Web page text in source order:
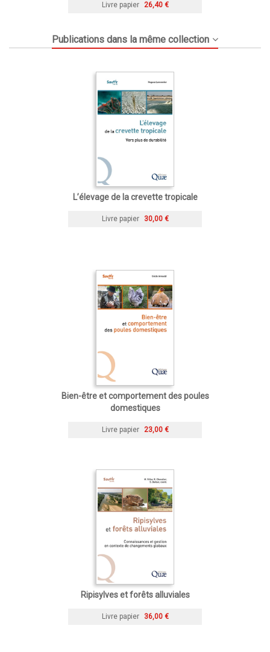
Livre papier 26,40 €
Publications dans la même collection
L’élevage de la crevette tropicale
Livre papier 30,00 €
Bien-être et comportement des poules
domestiques
Livre papier 23,00 €
Ripisylves et forêts alluviales
Livre papier 36,00 €